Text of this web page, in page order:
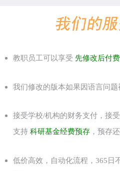
教职员工可以享受 先修改后付费
我们修改的版本如果因语言问
接受学校/机构的财务支付，接受
支持科研基金经费预存 ，预存
低价高效，自动化流程，365日